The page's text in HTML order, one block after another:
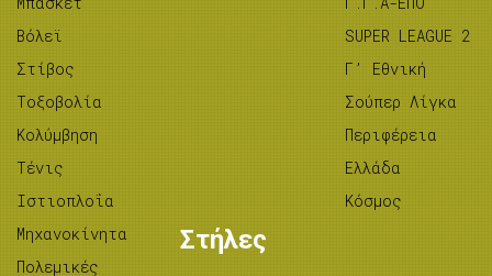
Βόλεϊ
Στίβος
Tοξοβολία
Κολύμβηση
Τένις
Ιστιοπλοΐα
Μηχανοκίνητα
Πολεμικές
SUPER LEAGUE 2
Γ’ Εθνική
Σούπερ Λίγκα
Περιφέρεια
Ελλάδα
Κόσμος
Στήλες